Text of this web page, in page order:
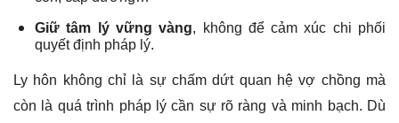
Giữ tâm lý vững vàng, không để cảm xúc chi phối
quyết định pháp lý.
Ly hôn không chỉ là sự chấm dứt quan hệ vợ chồng mà
còn là quá trình pháp lý cần sự rõ ràng và minh bạch. Dù